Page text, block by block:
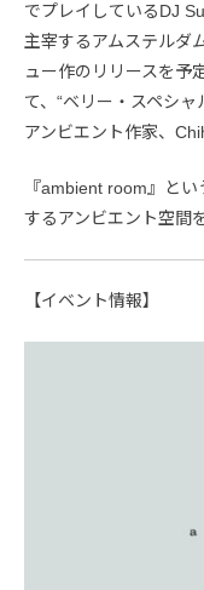
でプレイしているDJ
主宰するアムステルダ
ュー作のリリースを予
て、“ベリー・スペシ
アンビエント作家、
『ambient room』と
するアンビエント空間
【イベント情報】